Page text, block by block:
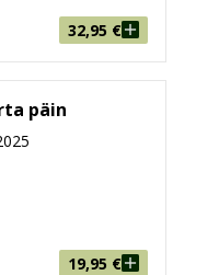
Iinekselle
Vicar, Daniel
ajoin myös aivan
ja Paratiisitien
ja kiiruhtaa
32,95 €
päin
19,95 €